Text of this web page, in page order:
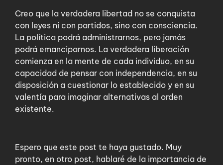
Creo que la verdadera libertad no se conquista
con leyes ni con partidos, sino con consciencia.
La política podrá administrarnos, pero jamás
podrá emanciparnos. La verdadera liberación
comienza en la mente de cada individuo, en su
capacidad de pensar con independencia, en su
disposición a cuestionar lo establecido y en su
valentía para imaginar alternativas al orden
existente.
Espero que este post te haya gustado. Muy
pronto, en otro post, hablaré de la importancia de